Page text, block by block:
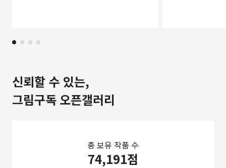
신뢰할 수 있는,
그림구독 오픈갤러리
총 보유 작품 수
74,191점